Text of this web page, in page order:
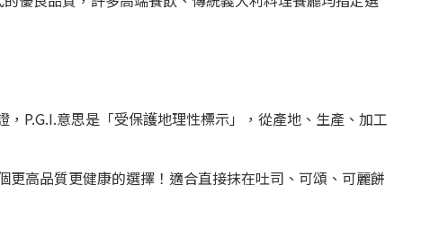
，P.G.I.意思是「受保護地理性標示」，從產地、生產、加工
高品質更健康的選擇！適合直接抹在吐司、可頌、可麗餅